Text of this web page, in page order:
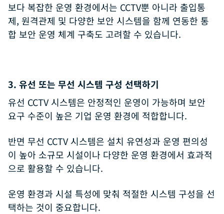
보다 복잡한 운영 환경에서는 CCTV뿐 아니라 출입통
제, 원격관제 및 다양한 보안 시스템을 함께 연동한 통
합 보안 운영 체계 구축도 고려할 수 있습니다.
3. 유선 또는 무선 시스템 구성 선택하기
유선 CCTV 시스템은 안정적인 운영이 가능하며 보안
요구 수준이 높은 기업 운영 환경에 적합합니다.
반면 무선 CCTV 시스템은 설치 유연성과 운영 편의성
이 높아 소규모 시설이나 다양한 운영 환경에서 효과적
으로 활용할 수 있습니다.
운영 환경과 시설 특성에 맞춰 적절한 시스템 구성을 선
택하는 것이 중요합니다.